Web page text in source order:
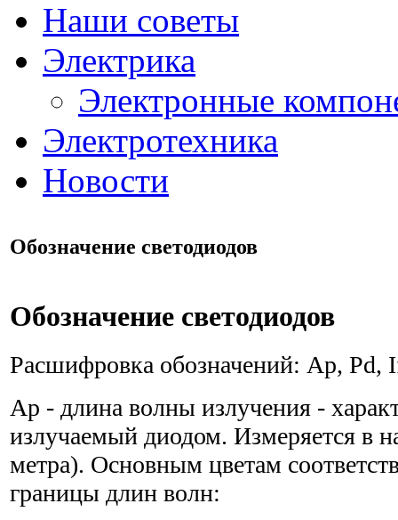
Наши советы
Электрика
Электронные
Электротехника
Новости
Обозначение светодиодов
Обозначение светодиодов
Расшифровка обозначений: Ар, Pd,
Ар - длина волны излучения -
излучаемый диодом. Измеряется в
метра). Основным цветам
границы длин волн: